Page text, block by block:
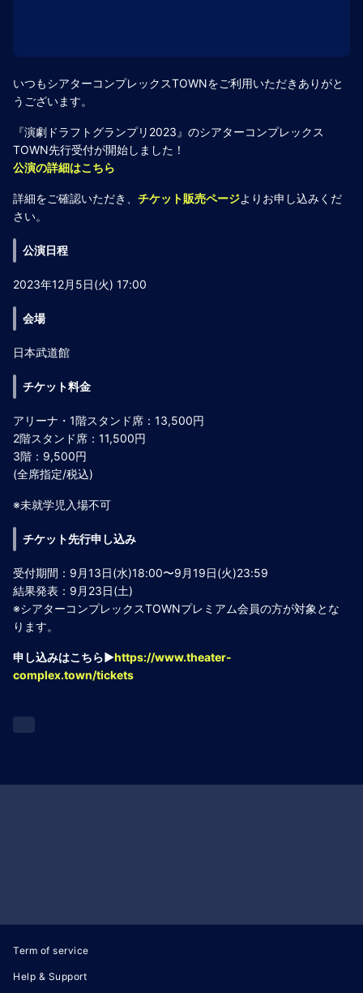
いつもシアターコンプレックスTOWNをご利用いただきありがと
うございます。
『演劇ドラフトグランプリ2023』のシアターコンプレックス
TOWN先行受付が開始しました！
公演の詳細はこちら
詳細をご確認いただき、 チケット販売ページよりお申し込みくだ
さい。
公演日程
2023年12月5日(火) 17:00
会場
日本武道館
チケット料金
アリーナ・1階スタンド席：13,500円
2階スタンド席：11,500円
3階：9,500円
(全席指定/税込)
※未就学児入場不可
チケット先行申し込み
受付期間：9月13日(水)18:00〜9月19日(火)23:59
結果発表：9月23日(土)
※シアターコンプレックスTOWNプレミアム会員の方が対象とな
ります。
申し込みはこちら▶️https://www.theater-
complex.town/tickets
Term of service
Help & Support